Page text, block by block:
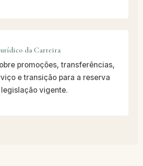
da Carreira
promoções, transferências,
e transição para a reserva
vigente.